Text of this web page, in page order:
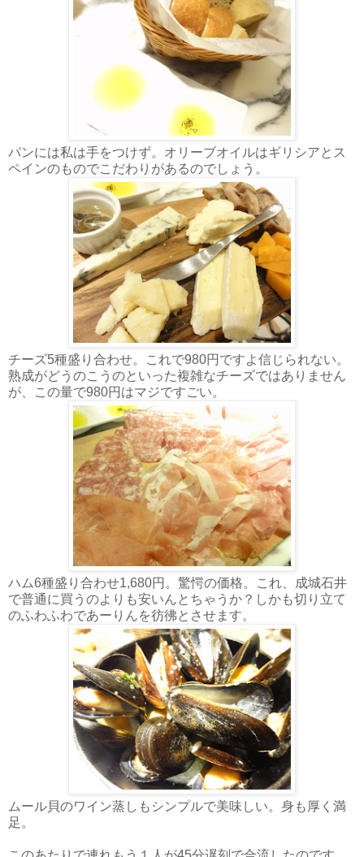
パンには私は手をつけず。オリーブオイルはギリシアとス
ペインのものでこだわりがあるのでしょう。
チーズ5種盛り合わせ。これで980円ですよ信じられない。
熟成がどうのこうのといった複雑なチーズではありません
が、この量で980円はマジですごい。
ハム6種盛り合わせ1,680円。驚愕の価格。これ、成城石井
で普通に買うのよりも安いんとちゃうか？しかも切り立て
のふわふわであーりんを彷彿とさせます。
ムール貝のワイン蒸しもシンプルで美味しい。身も厚く満
足。